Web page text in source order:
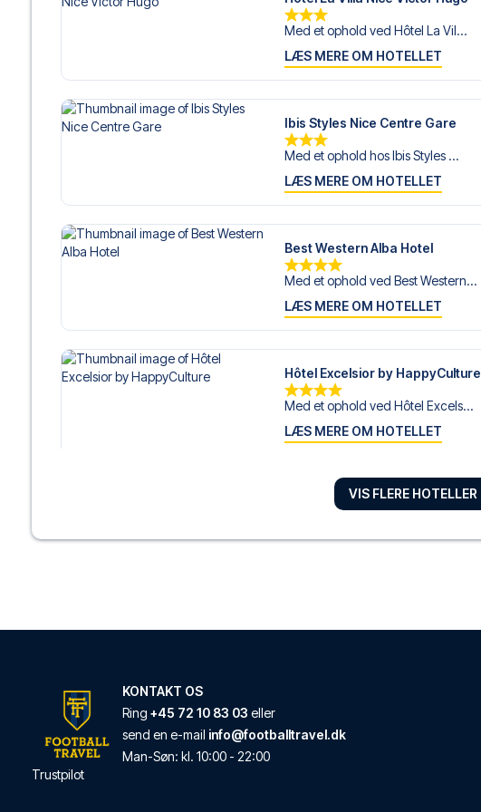
Med et ophold ved Hôtel La Vil...
LÆS MERE OM HOTELLET
Ibis Styles Nice Centre Gare
Med et ophold hos Ibis Styles ...
LÆS MERE OM HOTELLET
Best Western Alba Hotel
Med et ophold ved Best Western...
LÆS MERE OM HOTELLET
Hôtel Excelsior by HappyCulture
Med et ophold ved Hôtel Excels...
LÆS MERE OM HOTELLET
Holiday Inn Nice by IHG
VIS FLERE HOTELLER
KONTAKT OS
Ring +45 72 10 83 03 eller
send en e-mail info@footballtravel.dk
Man-Søn: kl. 10:00 - 22:00
Trustpilot